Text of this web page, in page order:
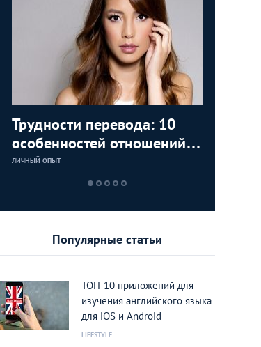
Трудности перевода: 10
особенностей отношений с
тайками
ЛИЧНЫЙ ОПЫТ
Популярные статьи
ТОП-10 приложений для
изучения английского языка
для iOS и Android
LIFESTYLE